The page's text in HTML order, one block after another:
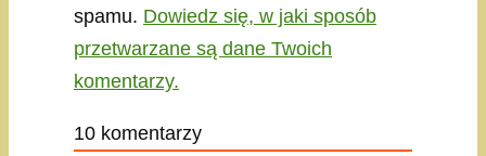
spamu. Dowiedz się, w jaki sposób
przetwarzane są dane Twoich
komentarzy.
10 komentarzy